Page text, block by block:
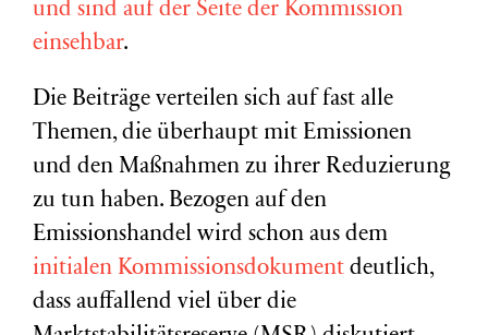
und sind auf der Seite der Kommission
einsehbar.
Die Beiträge verteilen sich auf fast alle
Themen, die überhaupt mit Emissionen
und den Maßnahmen zu ihrer Reduzierung
zu tun haben. Bezogen auf den
Emissionshandel wird schon aus dem
initialen Kommissionsdokument deutlich,
dass auffallend viel über die